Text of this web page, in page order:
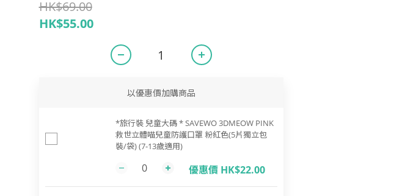
HK$69.00
HK$55.00
以優惠價加購商品
*旅行裝 兒童大碼 * SAVEWO 3DMEOW PINK
救世立體喵兒童防護口罩 粉紅色(5片獨立包
裝/袋) (7-13歲適用)
優惠價 HK$22.00